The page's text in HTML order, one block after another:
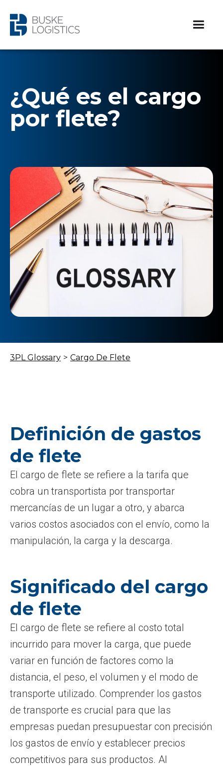
¿Qué es el cargo
por flete?
3PL Glossary > Cargo De Flete
Definición de gastos
de flete
El cargo de flete se refiere a la tarifa que
cobra un transportista por transportar
mercancías de un lugar a otro, y abarca
varios costos asociados con el envío, como la
manipulación, la carga y la descarga.
Significado del cargo
de flete
El cargo de flete se refiere al costo total
incurrido para mover la carga, que puede
variar en función de factores como la
distancia, el peso, el volumen y el modo de
transporte utilizado. Comprender los gastos
de transporte es crucial para que las
empresas puedan presupuestar con precisión
los gastos de envío y establecer precios
competitivos para sus productos. Al